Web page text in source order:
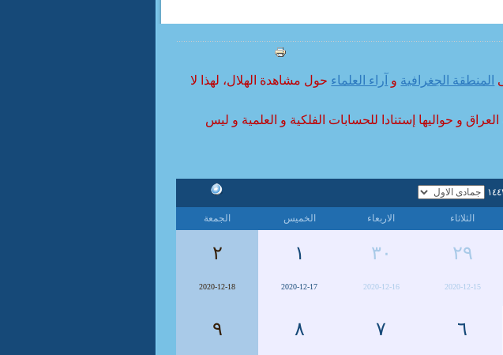
المنطقة الجغرافية و آراء العلماء حول مشاهدة الهلال، لهذا لا
و حواليها إستنادا للحسابات الفلكية و العلمية و ليس
الثلاثاء الاربعاء الخميس الجمعة
٢٩
2020-12-15
٣٠
2020-12-16
١
2020-12-17
٢
2020-12-18
٦ ٧ ٨ ٩